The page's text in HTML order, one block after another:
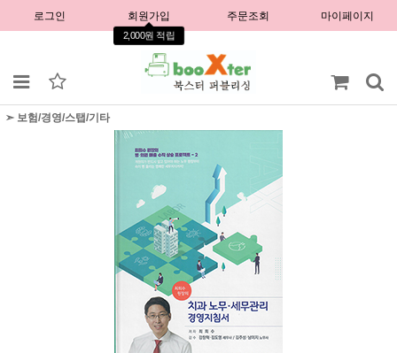
로그인 회원가입
2,000원 적립
주문조회 마이페이지
➣ 보험/경영/스탭/기타